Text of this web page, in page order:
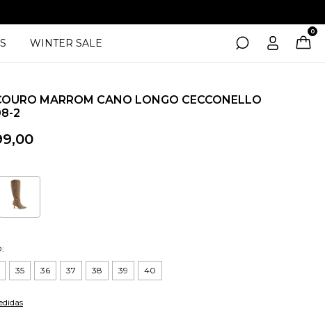
WINTER SALE
0
MARROM CANO LONGO CECCONELLO
2
35 36 37 38 39 40